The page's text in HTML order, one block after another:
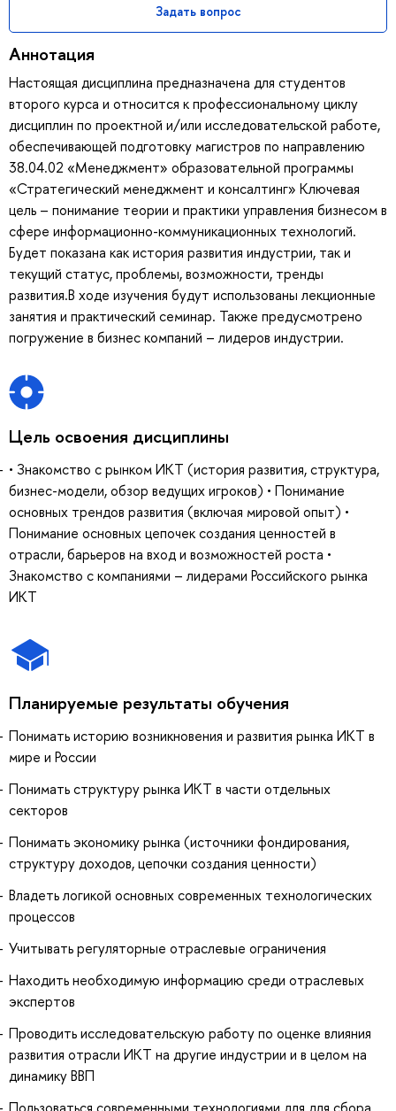
Задать вопрос
Аннотация
Настоящая дисциплина предназначена для студентов
второго курса и относится к профессиональному циклу
дисциплин по проектной и/или исследовательской работе,
обеспечивающей подготовку магистров по направлению
38.04.02 «Менеджмент» образовательной программы
«Стратегический менеджмент и консалтинг» Ключевая
цель – понимание теории и практики управления бизнесом в
сфере информационно-коммуникационных технологий.
Будет показана как история развития индустрии, так и
текущий статус, проблемы, возможности, тренды
развития.В ходе изучения будут использованы лекционные
занятия и практический семинар. Также предусмотрено
погружение в бизнес компаний – лидеров индустрии.
Цель освоения дисциплины
• Знакомство с рынком ИКТ (история развития, структура,
бизнес-модели, обзор ведущих игроков) • Понимание
основных трендов развития (включая мировой опыт) •
Понимание основных цепочек создания ценностей в
отрасли, барьеров на вход и возможностей роста •
Знакомство с компаниями – лидерами Российского рынка
ИКТ
Планируемые результаты обучения
Понимать историю возникновения и развития рынка ИКТ в
мире и России
Понимать структуру рынка ИКТ в части отдельных
секторов
Понимать экономику рынка (источники фондирования,
структуру доходов, цепочки создания ценности)
Владеть логикой основных современных технологических
процессов
Учитывать регуляторные отраслевые ограничения
Находить необходимую информацию среди отраслевых
экспертов
Проводить исследовательскую работу по оценке влияния
развития отрасли ИКТ на другие индустрии и в целом на
динамику ВВП